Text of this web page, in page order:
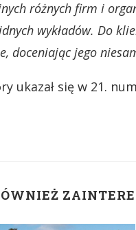
różnych firm i
wykładów. Do
doceniając jego
się w 21.